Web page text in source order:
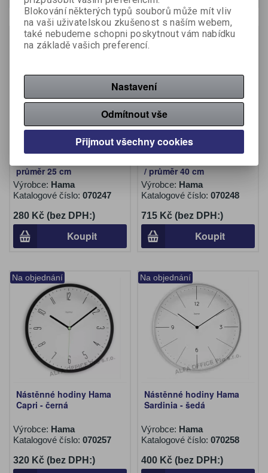
Nástěnné hodiny Hama
průměr 25 cm
Výrobce: Hama
Katalogové číslo: 070247
280 Kč (bez DPH:)
Koupit
Na objednání
Nástěnné hodiny Hama
/ průměr 40 cm
Výrobce: Hama
Katalogové číslo: 070248
715 Kč (bez DPH:)
Koupit
Na objednání
Nástěnné hodiny Hama
Capri - černá
Výrobce: Hama
Katalogové číslo: 070257
320 Kč (bez DPH:)
Na objednání
Nástěnné hodiny Hama
Sardinia - šedá
Výrobce: Hama
Katalogové číslo: 070258
400 Kč (bez DPH:)
Blokování některých typů souborů může mít vliv
na vaši uživatelskou zkušenost s naším webem,
také nebudeme schopni poskytnout vám nabídku
na základě vašich preferencí.
Nastavení
Odmítnout vše
Přijmout všechny cookies